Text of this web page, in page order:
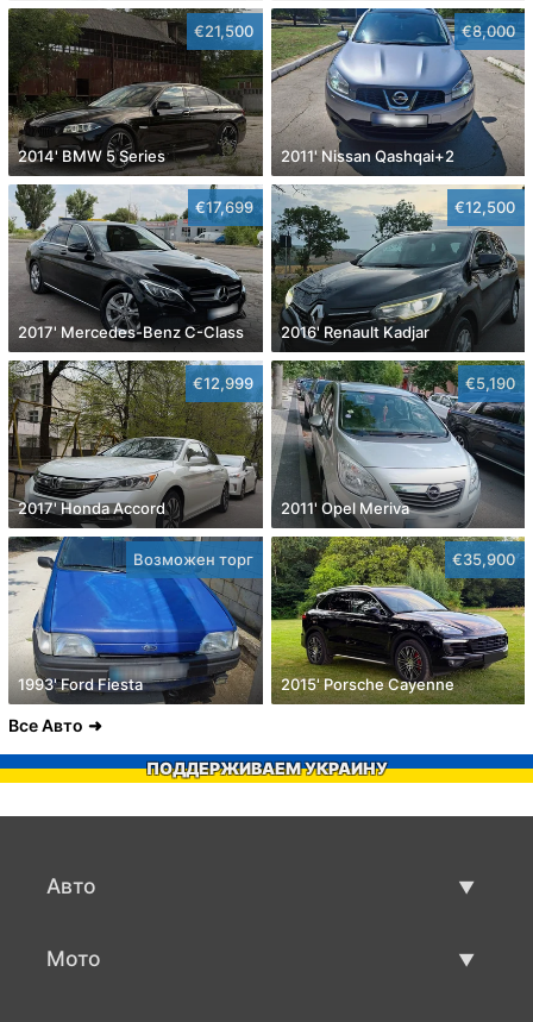
€21,500
2014' BMW 5 Series
€8,000
2011' Nissan Qashqai+2
€17,699
2017' Mercedes-Benz C-Class
€12,500
2016' Renault Kadjar
€12,999
2017' Honda Accord
€5,190
2011' Opel Meriva
Возможен торг
1993' Ford Fiesta
€35,900
2015' Porsche Cayenne
Все Авто
ПОДДЕРЖИВАЕМ УКРАИНУ
Авто
Мото